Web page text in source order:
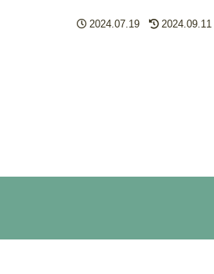
2024.07.19 2024.09.11